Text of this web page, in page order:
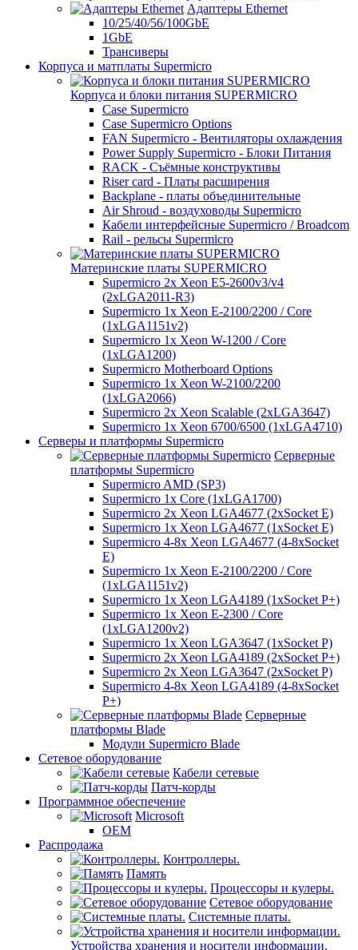
Адаптеры Ethernet
10/25/40/56/100GbE
1GbE
Трансиверы
Корпуса и матплаты Supermicro
Корпуса и блоки питания SUPERMICRO
Case Supermicro
Case Supermicro Options
FAN Supermicro - Вентиляторы охлаждения
Power Supply Supermicro - Блоки Питания
RACK - Съёмные конструктивы
Riser card - Платы расширения
Backplane - платы объединительные
Air Shroud - воздуховоды Supermicro
Кабели интерфейсные Supermicro / Broadcom
Rail - рельсы Supermicro
Материнские платы SUPERMICRO
Supermicro 2x Xeon E5-2600v3/v4
(2xLGA2011-R3)
Supermicro 1x Xeon E-2100/2200 / Core
(1xLGA1151v2)
Supermicro 1x Xeon W-1200 / Core
(1xLGA1200)
Supermicro Motherboard Options
Supermicro 1x Xeon W-2100/2200
(1xLGA2066)
Supermicro 2x Xeon Scalable (2xLGA3647)
Supermicro 1x Xeon 6700/6500 (1xLGA4710)
Серверы и платформы Supermicro
Серверные
платформы Supermicro
Supermicro AMD (SP3)
Supermicro 1x Core (1xLGA1700)
Supermicro 2x Xeon LGA4677 (2xSocket E)
Supermicro 1x Xeon LGA4677 (1xSocket E)
Supermicro 4-8x Xeon LGA4677 (4-8xSocket
E)
Supermicro 1x Xeon E-2100/2200 / Core
(1xLGA1151v2)
Supermicro 1x Xeon LGA4189 (1xSocket P+)
Supermicro 1x Xeon E-2300 / Core
(1xLGA1200v2)
Supermicro 1x Xeon LGA3647 (1xSocket P)
Supermicro 2x Xeon LGA4189 (2xSocket P+)
Supermicro 2x Xeon LGA3647 (2xSocket P)
Supermicro 4-8x Xeon LGA4189 (4-8xSocket
P+)
Серверные
платформы Blade
Модули Supermicro Blade
Сетевое оборудование
Кабели сетевые
Патч-корды
Программное обеспечение
Microsoft
OEM
Распродажа
Контроллеры.
Память
Процессоры и кулеры.
Сетевое оборудование
Системные платы.
Устройства хранения и носители информации.